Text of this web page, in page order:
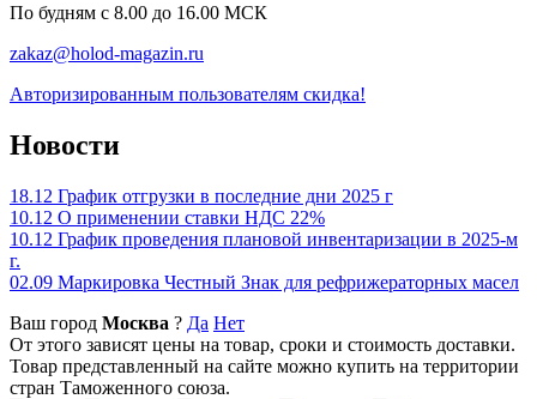
По будням c 8.00 до 16.00 МСК
zakaz@holod-magazin.ru
Авторизированным пользователям скидка!
Новости
18.12 График отгрузки в последние дни 2025 г
10.12 О применении ставки НДС 22%
10.12 График проведения плановой инвентаризации в 2025-м
г.
02.09 Маркировка Честный Знак для рефрижераторных масел
Ваш город Москва ? Да Нет
От этого зависят цены на товар, сроки и стоимость доставки.
Товар представленный на сайте можно купить на территории
стран Таможенного союза.